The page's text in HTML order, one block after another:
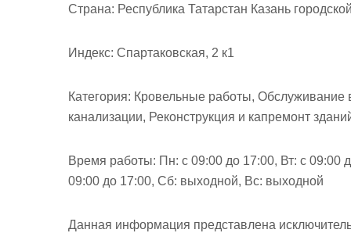
Страна: Республика Татарстан Казань
Индекс: Спартаковская, 2 к1
Категория: Кровельные работы,
канализации, Реконструкция и капремонт
Время работы: Пн: с 09:00 до 17:00, Вт: с 09:00
09:00 до 17:00, Сб: выходной, Вс: выходной
Данная информация представлена